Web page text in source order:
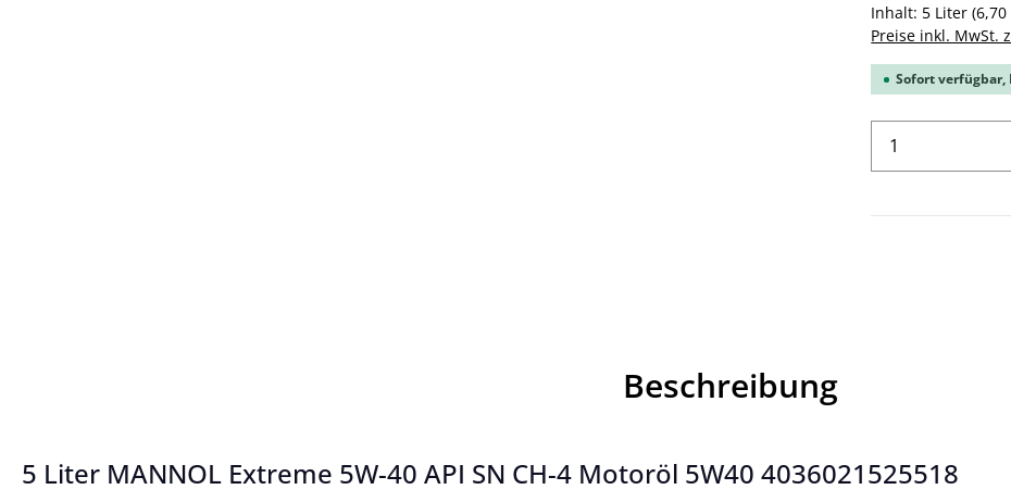
Inhalt: 5 Liter
Preise inkl. MwSt.
Sofort verfügbar,
Produkt
Beschreibung
5 Liter MANNOL Extreme 5W-40 API SN CH-4 Motoröl 5W40 4036021525518